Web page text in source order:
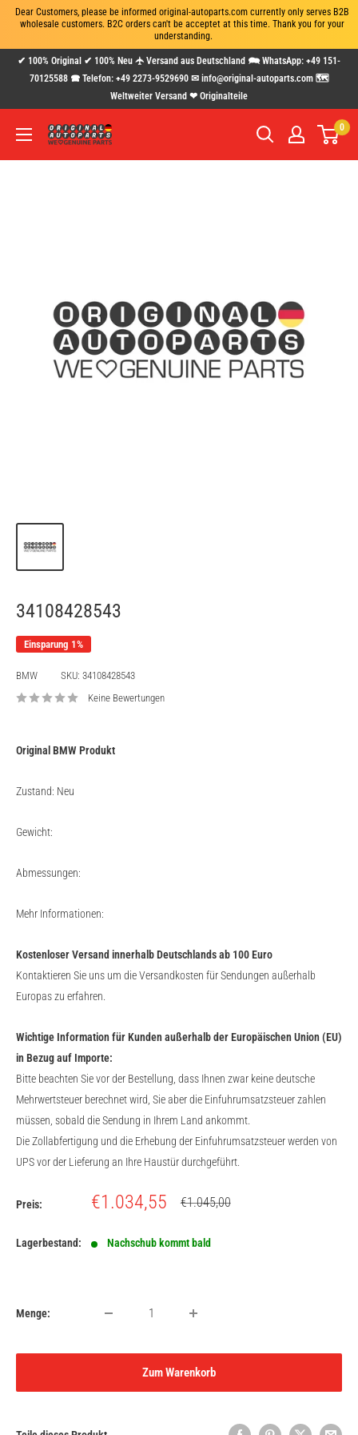
Dear Customers, please be informed original-autoparts.com currently only serves B2B
wholesale customers. B2C orders can't be acceptet at this time. Thank you for your
understanding.
Direkt✔ 100% Original ✔ 100% Neu 🛧 Versand aus Deutschland 🗪 WhatsApp: +49 151-
70125588 🕿 Telefon: +49 2273-9529690 ✉ info@original-autoparts.com 🗺
Weltweiter Versand ❤ Originalteile
www.original-
0
34108428543
Einsparung 1%
BMW SKU: 34108428543
Keine Bewertungen
Original BMW Produkt
Zustand: Neu
Gewicht:
Abmessungen:
Mehr Informationen:
Kostenloser Versand innerhalb Deutschlands ab 100 Euro
Kontaktieren Sie uns um die Versandkosten für Sendungen außerhalb
Europas zu erfahren.
Wichtige Information für Kunden außerhalb der Europäischen Union (EU)
in Bezug auf Importe:
Bitte beachten Sie vor der Bestellung, dass Ihnen zwar keine deutsche
Mehrwertsteuer berechnet wird, Sie aber die Einfuhrumsatzsteuer zahlen
müssen, sobald die Sendung in Ihrem Land ankommt.
Die Zollabfertigung und die Erhebung der Einfuhrumsatzsteuer werden von
UPS vor der Lieferung an Ihre Haustür durchgeführt.
Preis: Sonderpreis
€1.034,55 Normalpreis
€1.045,00
Lagerbestand: Nachschub kommt bald
Menge:
Zum Warenkorb